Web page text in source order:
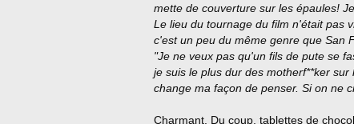
mette de couverture sur les épaules!
Le lieu du tournage du film n'était pas
c'est un peu du même genre que San
"Je ne veux pas qu'un fils de pute se
je suis le plus dur des motherf**ker
change ma façon de penser. Si on ne
Charmant. Du coup, tablettes de